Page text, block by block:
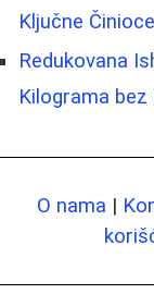
Ključne Činioce
Redukovana
Kilograma bez
O nama |